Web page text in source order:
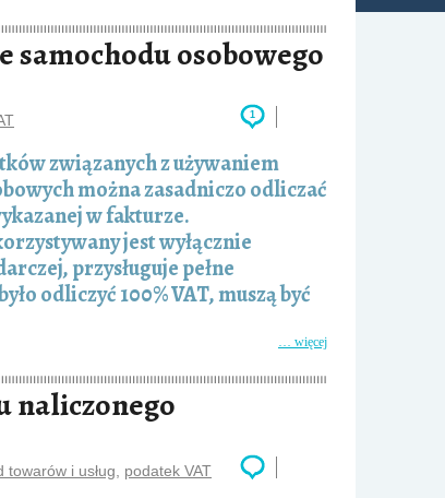
samochodu osobowego
1
związanych z używaniem
można zasadniczo odliczać
w fakturze.
jest wyłącznie
przysługuje pełne
odliczyć 100% VAT, muszą być
… więcej
naliczonego
towarów i usług podatek VAT